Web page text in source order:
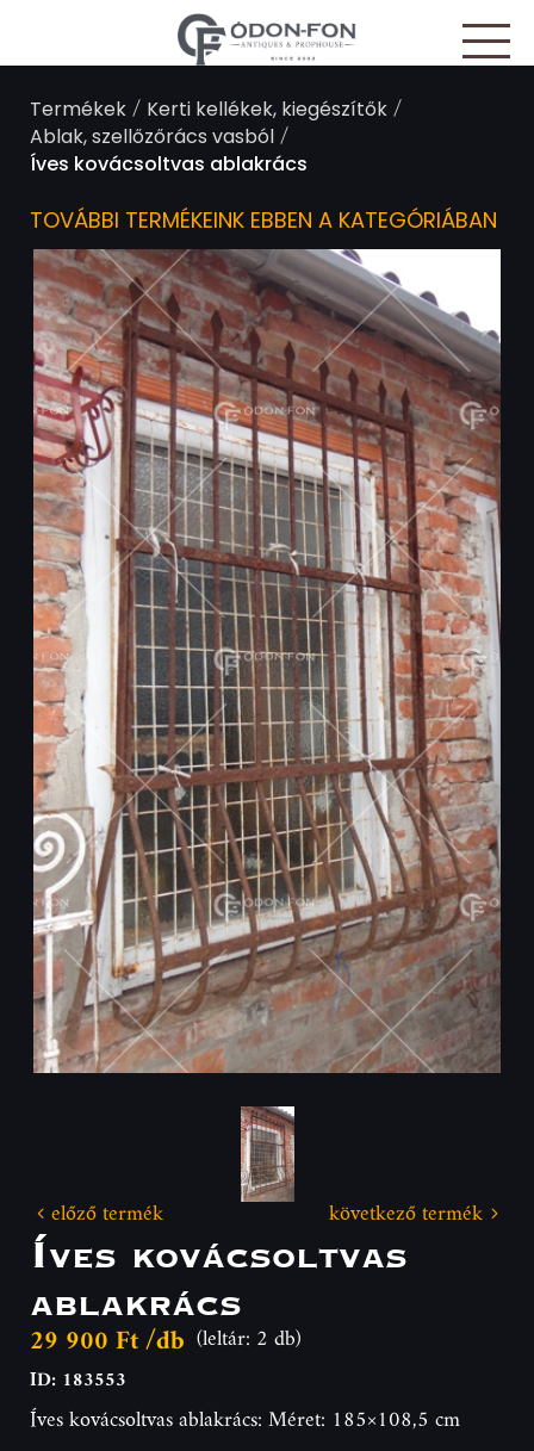
Termékek/ Kerti kellékek, kiegészítők/
Ablak, szellőzőrács vasból/
Íves kovácsoltvas ablakrács
TOVÁBBI TERMÉKEINK EBBEN A KATEGÓRIÁBAN
előző termék következő termék
Íves kovácsoltvas
ablakrács
29 900 Ft /db (leltár: 2 db)
ID: 183553
Íves kovácsoltvas ablakrács: Méret: 185×108,5 cm